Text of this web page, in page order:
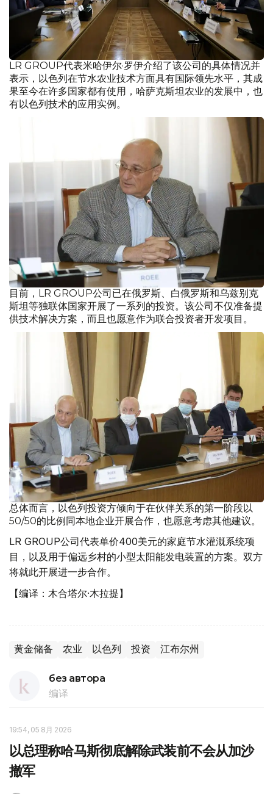
LR GROUP代表米哈伊尔·罗伊介绍了该公司的具体情况并
表示，以色列在节水农业技术方面具有国际领先水平，其成
果至今在许多国家都有使用，哈萨克斯坦农业的发展中，也
有以色列技术的应用实例。
目前，LR GROUP公司已在俄罗斯、白俄罗斯和乌兹别克
斯坦等独联体国家开展了一系列的投资。该公司不仅准备提
供技术解决方案，而且也愿意作为联合投资者开发项目。
总体而言，以色列投资方倾向于在伙伴关系的第一阶段以
50/50的比例同本地企业开展合作，也愿意考虑其他建议。
LR GROUP公司代表单价400美元的家庭节水灌溉系统项
目，以及用于偏远乡村的小型太阳能发电装置的方案。双方
将就此开展进一步合作。
【编译：木合塔尔·木拉提】
黄金储备 农业 以色列 投资 江布尔州
без автора
编译
19:54, 05 8月 2026
以总理称哈马斯彻底解除武装前不会从加沙
撤军